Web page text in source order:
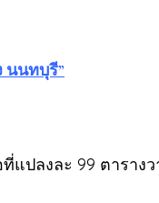
นนทบุรี”
แปลงละ 99 ตารางว